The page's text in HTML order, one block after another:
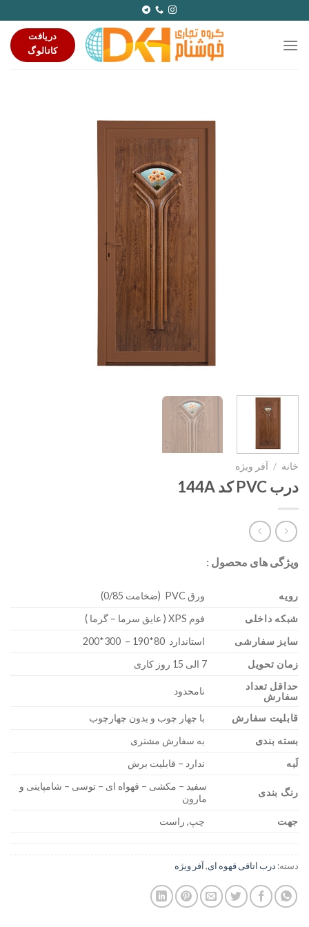
to
content
دریافت
کاتالوگ
خانه / آفر ویژه
درب PVC کد 144A
ویژگی های محصول :
رویه
ورق PVC (ضخامت 0/85)
شبکه داخلی
فوم XPS ( عایق سرما – گرما )
سایز سفارشی
استاندارد 80*190 – 300*200
زمان تحویل
7 الی 15 روز کاری
حداقل تعداد
سفارش
نامحدود
قابلیت سفارش
با چهار چوب و بدون چهارچوب
بسته بندی
به سفارش مشتری
لَبه
ندارد – قابلیت برش
رنگ بندی
سفید – مکشی – قهواه ای – توسی – شامپاینی و
مارون
جهت
چپ, راست
دسته: درب اتاقی قهوه ای,آفر ویژه